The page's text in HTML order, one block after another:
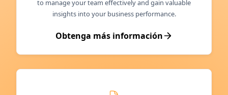
to manage your team effectively and gain valuable
insights into your business performance.
Obtenga más información